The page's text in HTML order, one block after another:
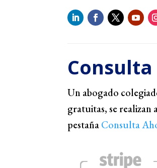
Consulta
Un abogado
gratuitas, se
pestañaConsulta